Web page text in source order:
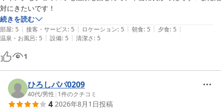
対にきたいです！
続きを読む
部屋: 5 | 接客・サービス: 5 | ロケーション: 5 | 朝食: 5 | 夕食: 5 |
温泉・お風呂: 5 | 設備: 5 | 清潔さ: 5
1
ひろしパパ0209
40代/男性 | 1件のクチコミ
4 2026年8月1日投稿